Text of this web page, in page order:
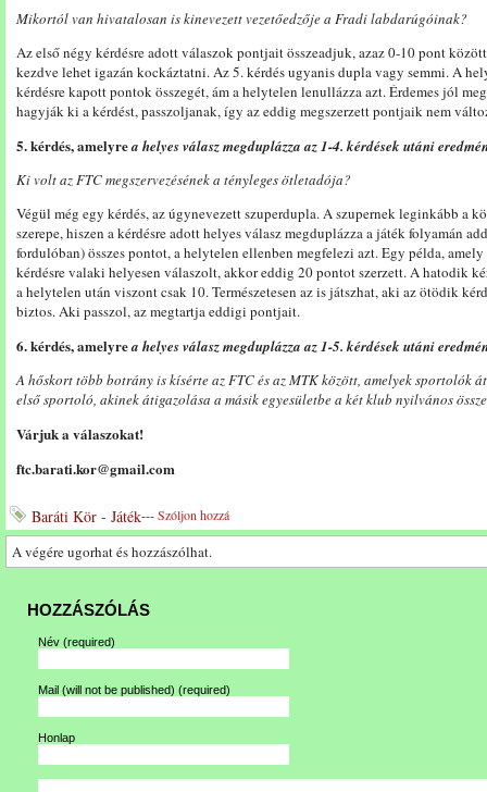
Mikortól van hivatalosan is kinevezett vezetőedzője a Fradi labdarúgóinak?
Az első négy kérdésre adott válaszok pontjait összeadjuk, azaz 0-10 pont
kezdve lehet igazán kockáztatni. Az 5. kérdés ugyanis dupla vagy semmi. A
kérdésre kapott pontok összegét, ám a helytelen lenullázza azt. Érdemes jól
hagyják ki a kérdést, passzoljanak, így az eddig megszerzett pontjaik nem
5. kérdés, amelyrea helyes válasz megduplázza az 1-4. kérdések utáni
Ki volt az FTC megszervezésének a tényleges ötletadója?
Végül még egy kérdés, az úgynevezett szuperdupla. A szupernek leginkább a
szerepe, hiszen a kérdésre adott helyes válasz megduplázza a játék folyamán
fordulóban) összes pontot, a helytelen ellenben megfelezi azt. Egy példa,
kérdésre valaki helyesen válaszolt, akkor eddig 20 pontot szerzett. A hatodik
a helytelen után viszont csak 10. Természetesen az is játszhat, aki az ötödik
biztos. Aki passzol, az megtartja eddigi pontjait.
6. kérdés, amelyrea helyes válasz megduplázza az 1-5. kérdések utáni
A hőskort több botrány is kísérte az FTC és az MTK között, amelyek sportolók
első sportoló, akinek átigazolása a másik egyesületbe a két klub nyilvános
Várjuk a válaszokat!
ftc.barati.kor@gmail.com
Baráti Kör - Játék---Szóljon hozzá
A végére ugorhat és hozzászólhat.
HOZZÁSZÓLÁS
Név (required)
Mail (will not be published) (required)
Honlap